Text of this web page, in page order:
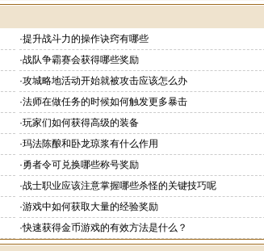
·提升战斗力的操作诀窍有哪些
·战队争霸赛会获得哪些奖励
·攻城略地活动开始就被攻击应该怎么办
·法师在做任务的时候如何触发更多暴击
·玩家们如何获得高级的装备
·玛法陈酿和卧龙琼浆有什么作用
·勇者令可兑换哪些称号奖励
·战士职业应该注意掌握哪些杀怪的关键技巧呢
·游戏中如何获取大量的经验奖励
·快速获得金币游戏的有效方法是什么？